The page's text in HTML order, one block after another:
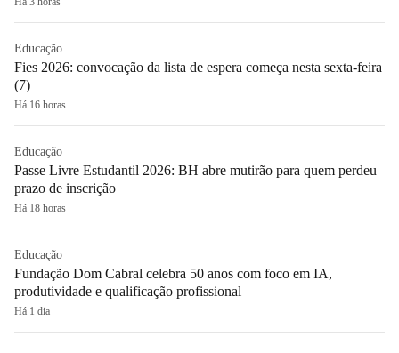
Educação
Fies 2026: convocação da lista de espera começa nesta sexta-feira
(7)
Há 16 horas
Educação
Passe Livre Estudantil 2026: BH abre mutirão para quem perdeu
prazo de inscrição
Há 18 horas
Educação
Fundação Dom Cabral celebra 50 anos com foco em IA,
produtividade e qualificação profissional
Há 1 dia